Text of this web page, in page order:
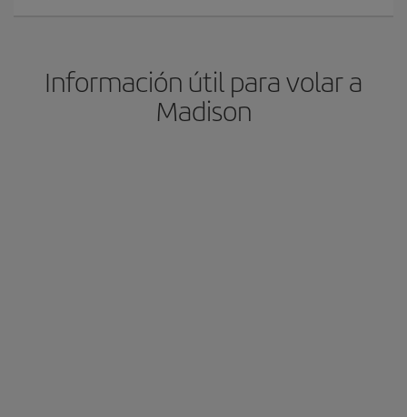
Información útil para volar a
Madison